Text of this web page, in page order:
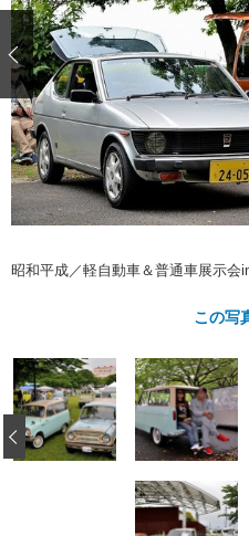
ショップレポート
自動車豆知識
鈑金・塗装
ディテイリング
ディテイリング
ヘッドライト磨き
フィルム・ラッピング
鈑金・塗装
小キズ直し
特集記事
ストップ 不具合修理＆粗悪修理
ショップ紹介
ショップレポート
レストア
カーメーカー「旧車」関連プロジ
イベント
昭和平成／軽自動車＆普通車展示会
この写
‹